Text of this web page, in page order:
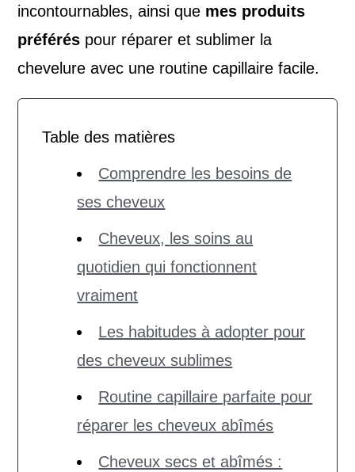
incontournables, ainsi que mes produits
préférés pour réparer et sublimer la
chevelure avec une routine capillaire facile.
Table des matières
Comprendre les besoins de
ses cheveux
Cheveux, les soins au
quotidien qui fonctionnent
vraiment
Les habitudes à adopter pour
des cheveux sublimes
Routine capillaire parfaite pour
réparer les cheveux abîmés
Cheveux secs et abîmés :